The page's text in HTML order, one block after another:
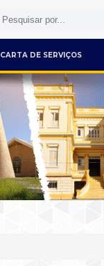
CARTA DE SERVIÇOS